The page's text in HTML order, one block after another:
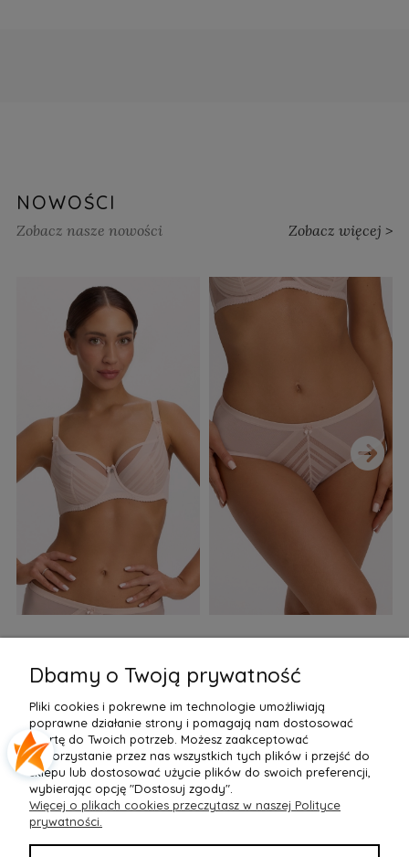
NOWOŚCI
Zobacz nasze nowości Zobacz więcej >
155,99 zł
Do Koszyka »
77,99 zł
Do Koszyka »
›
POMOC
Dbamy o Twoją prywatność
Pliki cookies i pokrewne im technologie umożliwiają
poprawne działanie strony i pomagają nam dostosować
ofertę do Twoich potrzeb. Możesz zaakceptować
wykorzystanie przez nas wszystkich tych plików i przejść do
sklepu lub dostosować użycie plików do swoich preferencji,
wybierając opcję "Dostosuj zgody".
Więcej o plikach cookies przeczytasz w naszej Polityce
prywatności.